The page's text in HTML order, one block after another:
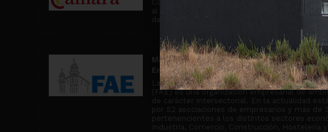
Comercio de Miranda de Ebro, institución
al asesoramiento comercial y empresarial y
da cobertura a más de 2500 empresas.
Miembro de la Confederación de
Empresariales de Burgos
La Confederación de Asociaciones
(FAE) es una organización empresarial de
de carácter intersectorial. En la actualidad
por 52 asociaciones de empresarios y más de
pertenencientes a los distintos sectores
Industria, Comercio, Construcción, Hostelería y